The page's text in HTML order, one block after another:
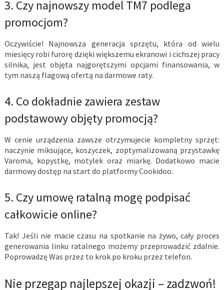
3. Czy najnowszy model TM7 podlega
promocjom?
Oczywiście! Najnowsza generacja sprzętu, która od wielu
miesięcy robi furorę dzięki większemu ekranowi i cichszej pracy
silnika, jest objęta najgorętszymi opcjami finansowania, w
tym naszą flagową ofertą na darmowe raty.
4. Co dokładnie zawiera zestaw
podstawowy objęty promocją?
W cenie urządzenia zawsze otrzymujecie kompletny sprzęt:
naczynie miksujące, koszyczek, zoptymalizowaną przystawkę
Varoma, kopystkę, motylek oraz miarkę. Dodatkowo macie
darmowy dostęp na start do platformy Cookidoo.
5. Czy umowę ratalną mogę podpisać
całkowicie online?
Tak! Jeśli nie macie czasu na spotkanie na żywo, cały proces
generowania linku ratalnego możemy przeprowadzić zdalnie.
Poprowadzę Was przez to krok po kroku przez telefon.
Nie przegap najlepszej okazji – zadzwoń!